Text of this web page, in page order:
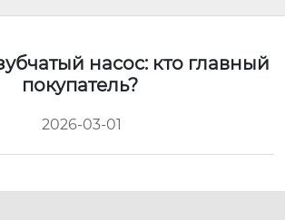
насос: кто главный
покупатель?
2026-03-01